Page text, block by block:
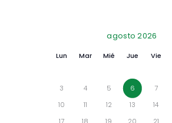
agosto 2026
Lun Mar Mié Jue Vie
3
4 5 6 7
10
11 12 13 14